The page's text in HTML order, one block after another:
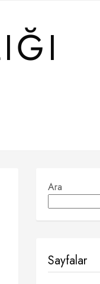
Ara
Sayfalar